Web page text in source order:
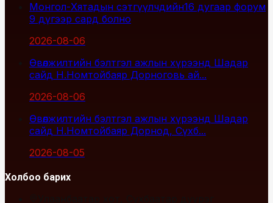
Монгол-Хятадын сэтгүүлчдийн16 дугаар форум
9 дүгээр сард болно
2026-08-06
Өвөлжилтийн бэлтгэл ажлын хүрээнд Шадар
сайд Н.Номтойбаяр Дорноговь ай...
2026-08-06
Өвөлжилтийн бэлтгэл ажлын хүрээнд Шадар
сайд Н.Номтойбаяр Дорнод, Сүхб...
2026-08-05
Холбоо барих